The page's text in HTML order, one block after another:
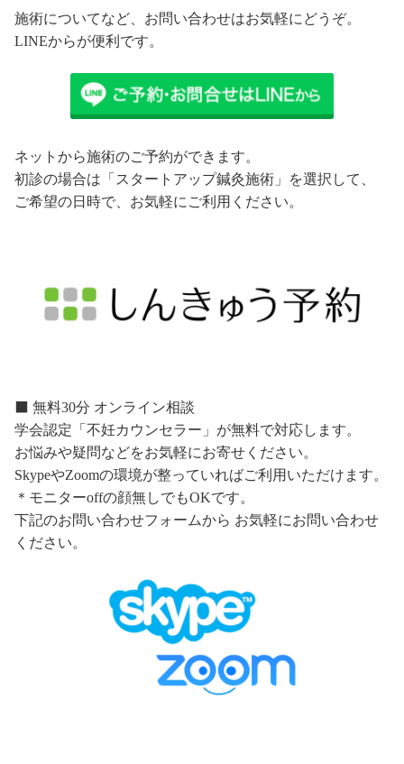
施術についてなど、お問い合わせはお気軽にどうぞ。
LINEからが便利です。
ネットから施術のご予約ができます。
初診の場合は「スタートアップ鍼灸施術」を選択して、
ご希望の日時で、お気軽にご利用ください。
⬛️ 無料30分 オンライン相談
学会認定「不妊カウンセラー」が無料で対応します。
お悩みや疑問などをお気軽にお寄せください。
SkypeやZoomの環境が整っていればご利用いただけます。
＊モニターoffの顔無しでもOKです。
下記のお問い合わせフォームから お気軽にお問い合わせ
ください。